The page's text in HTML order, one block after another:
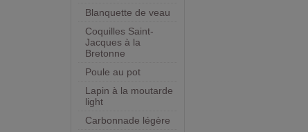
Blanquette de veau
Coquilles Saint-
Jacques à la
Bretonne
Poule au pot
Lapin à la moutarde
light
Carbonnade légère